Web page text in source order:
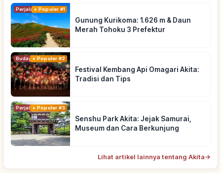
PerjalananPopuler #1
Gunung Kurikoma: 1.626 m & Daun
Merah Tohoku 3 Prefektur
Budaya Tradisional
Populer #2
Festival Kembang Api Omagari Akita:
Tradisi dan Tips
PerjalananPopuler #3
Senshu Park Akita: Jejak Samurai,
Museum dan Cara Berkunjung
Lihat artikel lainnya tentang Akita→